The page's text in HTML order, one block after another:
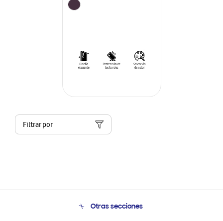
Filtrar por
Otras secciones